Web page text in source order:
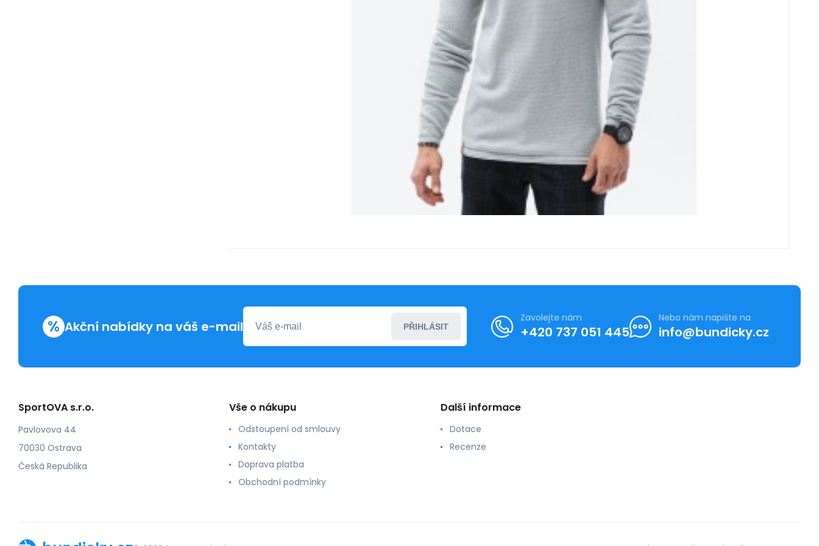
% Akční nabídky na váš e-mail PŘIHLÁSIT
Zavolejte nám
+420 737 051 445
Nebo nám napište na
info@bundicky.cz
SportOVA s.r.o.
Pavlovova 44
70030 Ostrava
Česká Republika
Vše o nákupu
Odstoupení od smlouvy
Kontakty
Doprava platba
Obchodní podmínky
Další informace
Dotace
Recenze